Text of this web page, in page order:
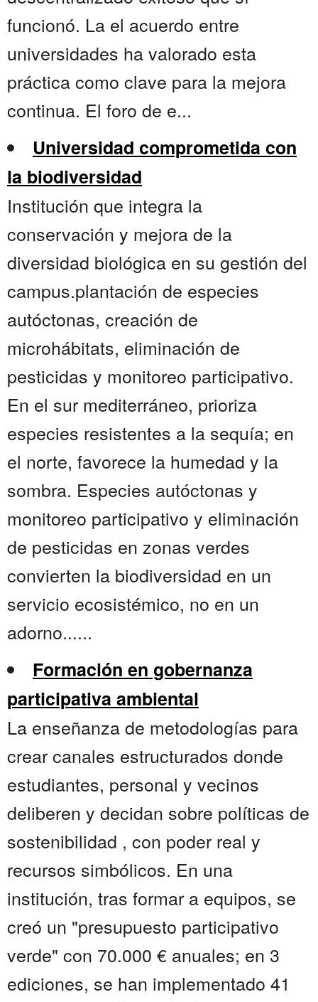
funcionó. La el acuerdo entre
universidades ha valorado esta
práctica como clave para la mejora
continua. El foro de e...
Universidad comprometida con
la biodiversidad
Institución que integra la
conservación y mejora de la
diversidad biológica en su gestión del
campus.plantación de especies
autóctonas, creación de
microhábitats, eliminación de
pesticidas y monitoreo participativo.
En el sur mediterráneo, prioriza
especies resistentes a la sequía; en
el norte, favorece la humedad y la
sombra. Especies autóctonas y
monitoreo participativo y eliminación
de pesticidas en zonas verdes
convierten la biodiversidad en un
servicio ecosistémico, no en un
adorno......
Formación en gobernanza
participativa ambiental
La enseñanza de metodologías para
crear canales estructurados donde
estudiantes, personal y vecinos
deliberen y decidan sobre políticas de
sostenibilidad , con poder real y
recursos simbólicos. En una
institución, tras formar a equipos, se
creó un "presupuesto participativo
verde" con 70.000 € anuales; en 3
ediciones, se han implementado 41